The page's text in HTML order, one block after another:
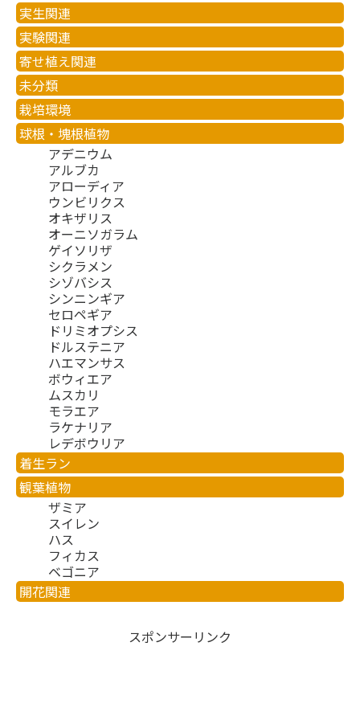
実生関連
実験関連
寄せ植え関連
未分類
栽培環境
球根・塊根植物
アデニウム
アルブカ
アローディア
ウンビリクス
オキザリス
オーニソガラム
ゲイソリザ
シクラメン
シゾバシス
シンニンギア
セロペギア
ドリミオプシス
ドルステニア
ハエマンサス
ボウィエア
ムスカリ
モラエア
ラケナリア
レデボウリア
着生ラン
観葉植物
ザミア
スイレン
ハス
フィカス
ベゴニア
開花関連
スポンサーリンク